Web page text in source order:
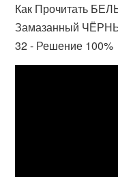
Как Прочитать
Замазанный
32 - Решение 100%